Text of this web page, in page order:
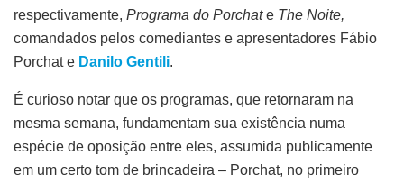
respectivamente, Programa do Porchate The Noite,
comandados pelos comediantes e apresentadores Fábio
Porchat e Danilo Gentili.
É curioso notar que os programas, que retornaram na
mesma semana, fundamentam sua existência numa
espécie de oposição entre eles, assumida publicamente
em um certo tom de brincadeira – Porchat, no primeiro